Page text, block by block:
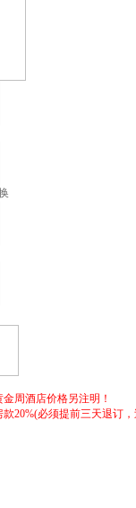
周酒店价格另注明！
20%(必须提前三天退订